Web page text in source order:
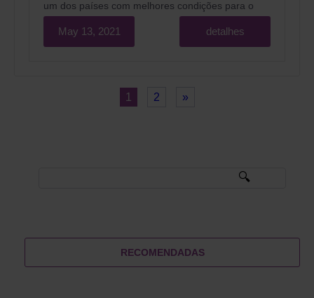
um dos países com melhores condições para o
sucesso da implementação da barriga de aluguel.
May 13, 2021 detalhes
1 2 »
RECOMENDADAS